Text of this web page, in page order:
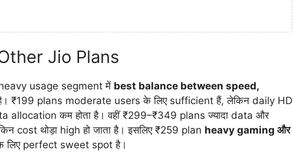
Jio Plans
usage segment में best balance between speed,
₹199 plans moderate users के लिए sufficient हैं, लेकिन daily HD
कम होता है। वहीं ₹299–₹349 plans ज्यादा data और
cost थोड़ा high हो जाता है। इसलिए ₹259 plan heavy gaming और
लिए perfect sweet spot है।